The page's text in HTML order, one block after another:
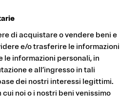
di acquistare o vendere beni e
e/o trasferire le informazioni
le informazioni personali, in
e all’ingresso in tali
dei nostri interessi legittimi.
cui noi o i nostri beni venissimo